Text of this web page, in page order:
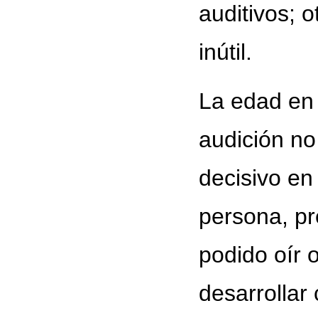
auditivos;
inútil.
La edad
audición
decisivo
persona,
podido oír
desarrollar